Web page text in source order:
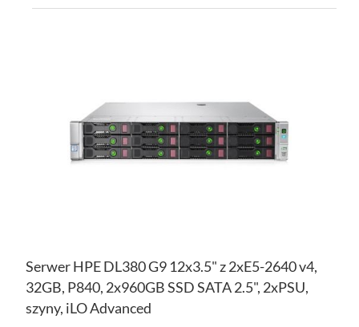
Serwer HPE DL380 G9 12x3.5" z 2xE5-2640 v4,
32GB, P840, 2x960GB SSD SATA 2.5", 2xPSU,
szyny, iLO Advanced